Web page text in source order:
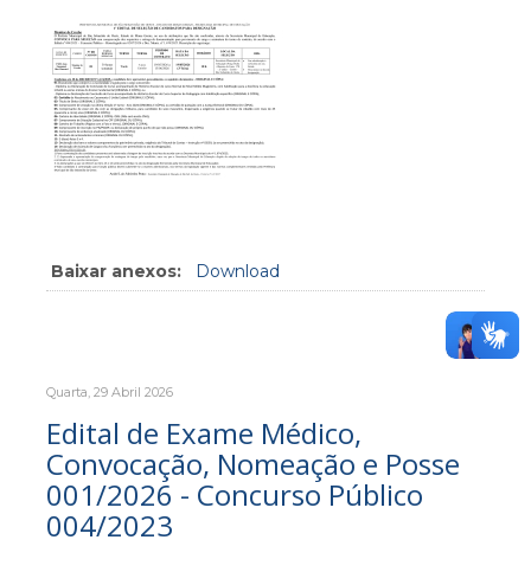
Baixar anexos: Download
Quarta, 29 Abril 2026
Edital de Exame Médico,
Convocação, Nomeação e Posse
001/2026 - Concurso Público
004/2023